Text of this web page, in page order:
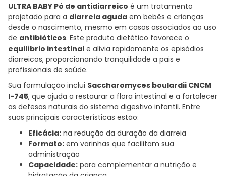
ULTRA BABY Pó de antidiarreico é um tratamento
projetado para a diarreia aguda em bebês e crianças
desde o nascimento, mesmo em casos associados ao uso
de antibióticos. Este produto dietético favorece o
equilíbrio intestinal e alivia rapidamente os episódios
diarreicos, proporcionando tranquilidade a pais e
profissionais de saúde.
Sua formulação inclui Saccharomyces boulardii CNCM
I-745, que ajuda a restaurar a flora intestinal e a fortalecer
as defesas naturais do sistema digestivo infantil. Entre
suas principais características estão:
Eficácia: na redução da duração da diarreia
Formato: em varinhas que facilitam sua
administração
Capacidade: para complementar a nutrição e